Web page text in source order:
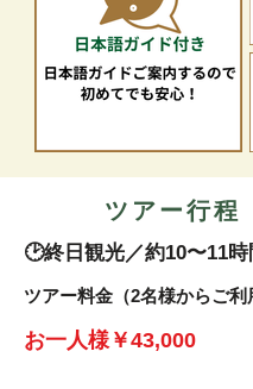
​ツアー行程
🕑終日観光／約10〜11時
ツアー料金（2名様からご利
お一人様￥43,000